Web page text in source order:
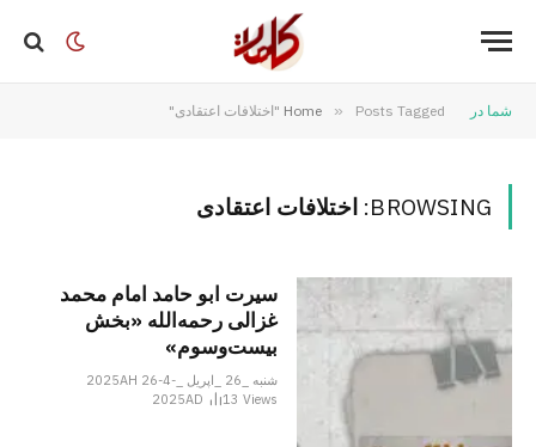
شما در Home » Posts Tagged "اختلافات اعتقادی"
BROWSING: اختلافات اعتقادی
سیرت ابو حامد امام محمد
غزالی رحمه‌الله «بخش
بیست‌وسوم»
شنبه _26 _اپریل _2025AH 26-4-
2025AD
13Views